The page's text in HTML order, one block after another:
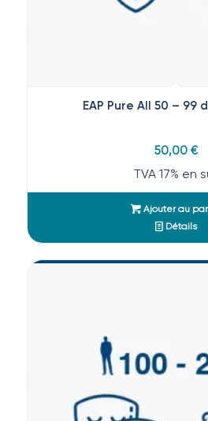
EAP Pure All 50 – 99
50,00€
TVA 17% en
Ajouter au
Détails